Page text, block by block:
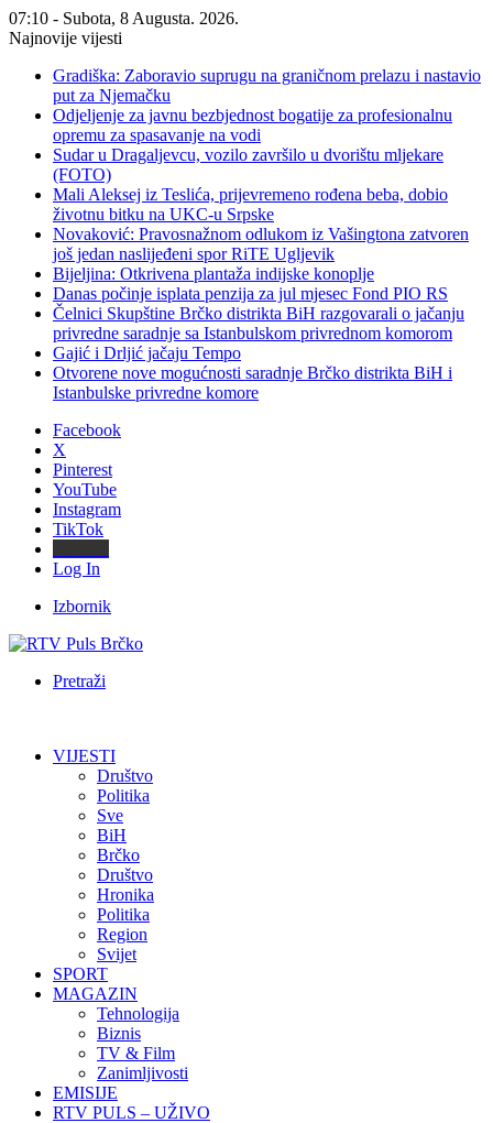
07:10 - Subota, 8 Augusta. 2026.
Najnovije vijesti
Gradiška: Zaboravio suprugu na graničnom prelazu i nastavio
put za Njemačku
Odjeljenje za javnu bezbjednost bogatije za profesionalnu
opremu za spasavanje na vodi
Sudar u Dragaljevcu, vozilo završilo u dvorištu mljekare
(FOTO)
Mali Aleksej iz Teslića, prijevremeno rođena beba, dobio
životnu bitku na UKC-u Srpske
Novaković: Pravosnažnom odlukom iz Vašingtona zatvoren
još jedan naslijeđeni spor RiTE Ugljevik
Bijeljina: Otkrivena plantaža indijske konoplje
Danas počinje isplata penzija za jul mjesec Fond PIO RS
Čelnici Skupštine Brčko distrikta BiH razgovarali o jačanju
privredne saradnje sa Istanbulskom privrednom komorom
Gajić i Drljić jačaju Tempo
Otvorene nove mogućnosti saradnje Brčko distrikta BiH i
Istanbulske privredne komore
Facebook
X
Pinterest
YouTube
Instagram
TikTok
Log In
Izbornik
Pretraži
VIJESTI
Društvo
Politika
Sve
BiH
Brčko
Društvo
Hronika
Politika
Region
Svijet
SPORT
MAGAZIN
Tehnologija
Biznis
TV & Film
Zanimljivosti
EMISIJE
RTV PULS – UŽIVO